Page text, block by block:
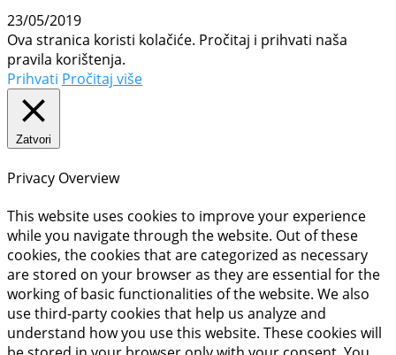
23/05/2019
Ova stranica koristi kolačiće. Pročitaj i prihvati naša
pravila korištenja.
Prihvati Pročitaj više
Zatvori
Privacy Overview
This website uses cookies to improve your experience
while you navigate through the website. Out of these
cookies, the cookies that are categorized as necessary
are stored on your browser as they are essential for the
working of basic functionalities of the website. We also
use third-party cookies that help us analyze and
understand how you use this website. These cookies will